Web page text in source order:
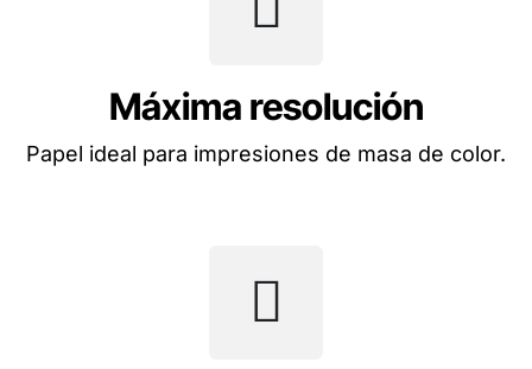
Máxima resolución
Papel ideal para impresiones de masa de color.